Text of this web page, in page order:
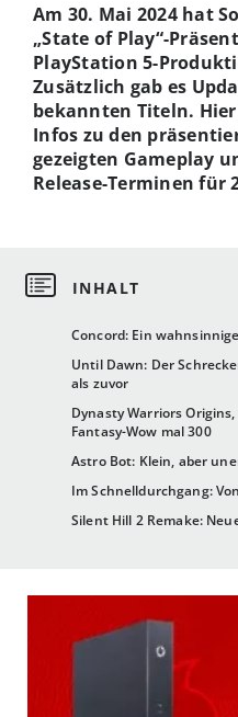
Concord: Ein
Until Dawn: Der
als zuvor
Dynasty Warriors
Fantasy-Wow mal 300
Astro Bot: Klein, aber
Im Schnelldurchgang:
Silent Hill 2 Remake:
Am 30. Mai 2024 hat
„State of Play“-
PlayStation 5-
Zusätzlich gab es
bekannten Titeln.
Infos zu den
gezeigten Gameplay
Release-Terminen für